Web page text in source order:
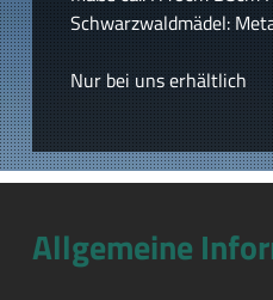
Schwarzwaldmädel:
Nur bei uns erhältlich
Allgemeine